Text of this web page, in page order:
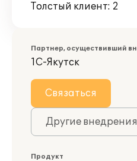
Толстый клиент: 2
Партнер, осуществивший
1С-Якутск
Связаться
Другие
Продукт